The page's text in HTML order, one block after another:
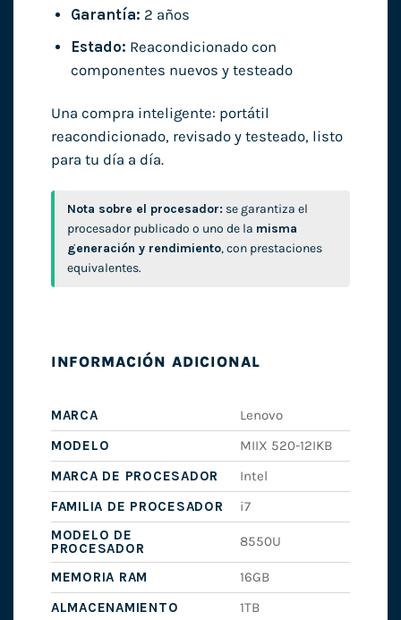
Garantía: 2 años
Estado: Reacondicionado con
componentes nuevos y testeado
Una compra inteligente: portátil
reacondicionado, revisado y testeado, listo
para tu día a día.
Nota sobre el procesador: se garantiza el
procesador publicado o uno de la misma
generación y rendimiento, con prestaciones
equivalentes.
INFORMACIÓN ADICIONAL
MARCA
Lenovo
MODELO
MIIX 520-12IKB
MARCA DE PROCESADOR
Intel
FAMILIA DE PROCESADOR
i7
MODELO DE
PROCESADOR
8550U
MEMORIA RAM
16GB
ALMACENAMIENTO
1TB